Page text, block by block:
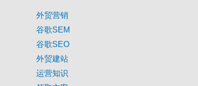
外贸营销
谷歌SEM
谷歌SEO
外贸建站
运营知识